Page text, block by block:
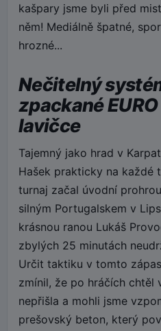
kašpary jsme byli před
něm! Mediálně špatné,
hrozné...
Nečitelný
zpackané
lavičce
Tajemný jako hrad v
Hašek prakticky na každé
turnaj začal úvodní
silným Portugalskem v
krásnou ranou Lukáš
zbylých 25 minutách
Určit taktiku v tomto
zmínil, že po hráčích chtěl
nepřišla a mohli jsme
prešovský beton, který